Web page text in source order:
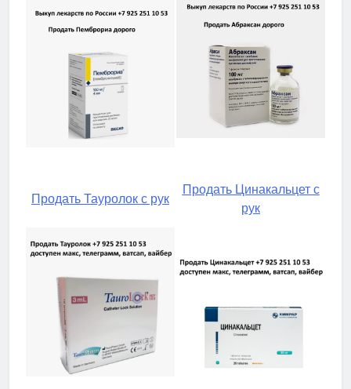
Продать Тауролок с рук
Продать Цинакальцет с
рук